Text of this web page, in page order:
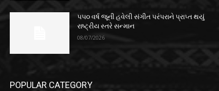
૫૫૦ વર્ષ જૂની હવેલી સંગીત પરંપરાને પ્રાપ્ત થયું
રાષ્ટ્રીય સ્તરે સન્માન
08/07/2026
POPULAR CATEGORY